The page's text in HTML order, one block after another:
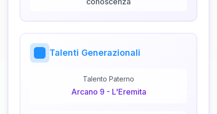
Talenti Generazionali
Talento Paterno
Arcano 9 - L'Eremita